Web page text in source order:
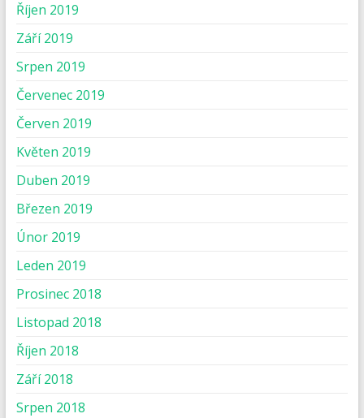
Říjen 2019
Září 2019
Srpen 2019
Červenec 2019
Červen 2019
Květen 2019
Duben 2019
Březen 2019
Únor 2019
Leden 2019
Prosinec 2018
Listopad 2018
Říjen 2018
Září 2018
Srpen 2018